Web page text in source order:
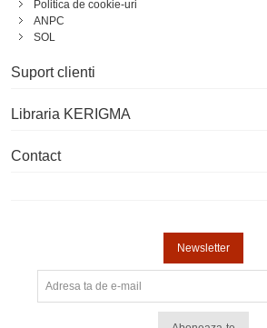
Politica de cookie-uri
ANPC
SOL
Suport clienti
Libraria KERIGMA
Contact
Newsletter